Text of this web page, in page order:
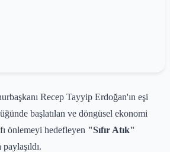
Recep Tayyip Erdoğan'ın eşi
başlatılan ve döngüsel ekonomi
önlemeyi hedefleyen "Sıfır Atık"